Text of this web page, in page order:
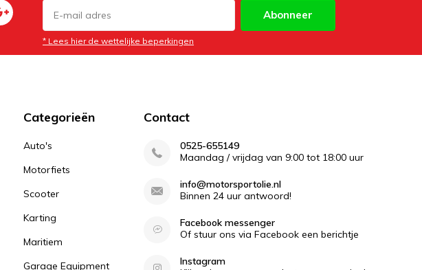
Abonneer
* Lees hier de wettelijke beperkingen
Categorieën
Auto's
Motorfiets
Scooter
Karting
Maritiem
Garage Equipment
Contact
0525-655149
Maandag / vrijdag van 9:00 tot 18:00 uur
info@motorsportolie.nl
Binnen 24 uur antwoord!
Facebook messenger
Of stuur ons via Facebook een berichtje
Instagram